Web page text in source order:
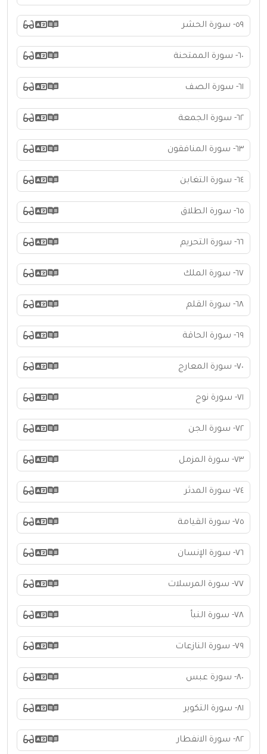
٥٩- سورة الحشر
٦٠- سورة الممتحنة
٦١- سورة الصف
٦٢- سورة الجمعة
٦٣- سورة المنافقون
٦٤- سورة التغابن
٦٥- سورة الطلاق
٦٦- سورة التحريم
٦٧- سورة الملك
٦٨- سورة القلم
٦٩- سورة الحاقة
٧٠- سورة المعارج
٧١- سورة نوح
٧٢- سورة الجن
٧٣- سورة المزمل
٧٤- سورة المدثر
٧٥- سورة القيامة
٧٦- سورة الإنسان
٧٧- سورة المرسلات
٧٨- سورة النبأ
٧٩- سورة النازعات
٨٠- سورة عبس
٨١- سورة التكوير
٨٢- سورة الانفطار